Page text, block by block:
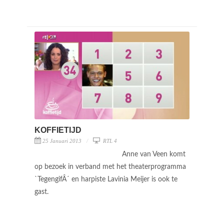
KOFFIETIJD
25 Januari 2013 RTL 4
Anne van Veen komt
op bezoek in verband met het theaterprogramma
`TegengifÂ´ en harpiste Lavinia Meijer is ook te
gast.